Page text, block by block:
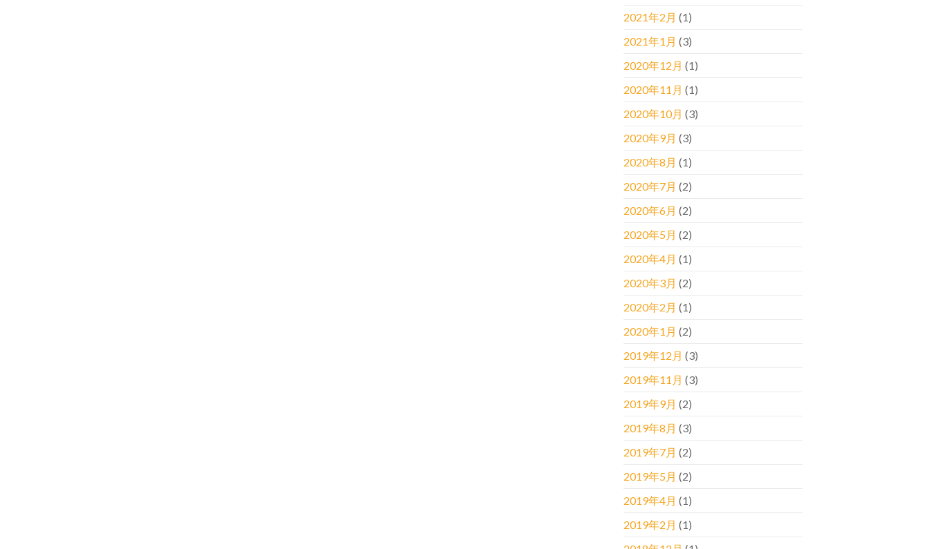
2021年2月 (1)
2021年1月 (3)
2020年12月 (1)
2020年11月 (1)
2020年10月 (3)
2020年9月 (3)
2020年8月 (1)
2020年7月 (2)
2020年6月 (2)
2020年5月 (2)
2020年4月 (1)
2020年3月 (2)
2020年2月 (1)
2020年1月 (2)
2019年12月 (3)
2019年11月 (3)
2019年9月 (2)
2019年8月 (3)
2019年7月 (2)
2019年5月 (2)
2019年4月 (1)
2019年2月 (1)